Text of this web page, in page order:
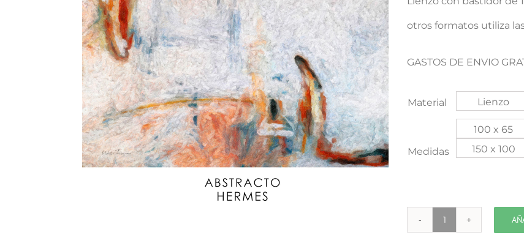
otros formatos utiliza
GASTOS DE ENVIO
Material Lienzo
Medidas
100 x 65
150 x 100
HERMES